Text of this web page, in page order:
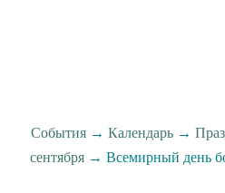
События→ Календарь→
сентября→ Всемирный день